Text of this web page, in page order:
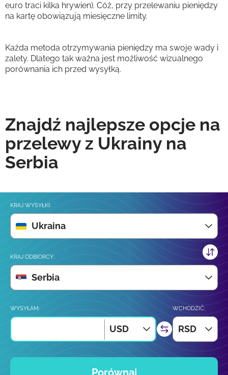
euro traci kilka hrywien). Cóż, przy przelewaniu pieniędzy
na kartę obowiązują miesięczne limity.
Każda metoda otrzymywania pieniędzy ma swoje wady i
zalety. Dlatego tak ważna jest możliwość wizualnego
porównania ich przed wysyłką.
Znajdź najlepsze opcje na
przelewy z Ukrainy na
Serbia
KRAJ WYSYŁKI:
Ukraina
KRAJ ODBIORCY:
Serbia
WYSYŁAM:
USD
WCHODZIĆ:
RSD
Porównaj